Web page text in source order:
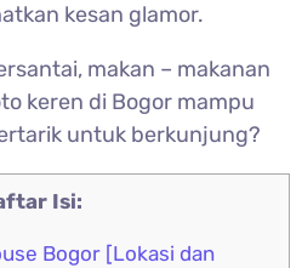
kesan glamor.
makan – makanan
keren di Bogor mampu
untuk berkunjung?
Isi:
Bogor [Lokasi dan